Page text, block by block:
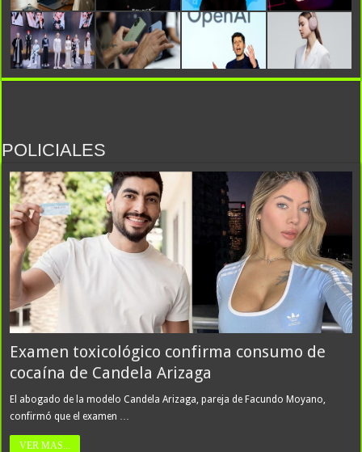
Marruecos, las sedes del Mundial 2026 reclaman y una cumbre
puede definir su futuro
El Atlético de Madrid le puso fecha al regreso de Julián Álvarez a los
entrenamientos: cómo sigue la novela del mercado de pases europeo
POLICIALES
Examen toxicológico confirma consumo de
cocaína de Candela Arizaga
El abogado de la modelo Candela Arizaga, pareja de Facundo Moyano,
confirmó que el examen …
VER MAS...